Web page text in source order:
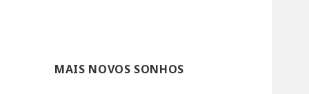
MAIS NOVOS SONHOS